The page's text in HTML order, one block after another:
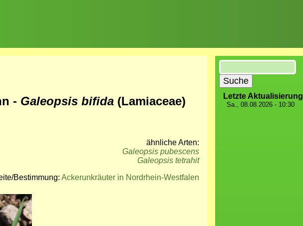
- Galeopsis bifida (Lamiaceae)
ähnliche Arten:
Galeopsis pubescens
Galeopsis tetrahit
Bestimmung: Ackerunkräuter in Nordrhein-Westfalen
Suche
Letzte Aktualisierung
Sa., 08.08.2026 - 10:30